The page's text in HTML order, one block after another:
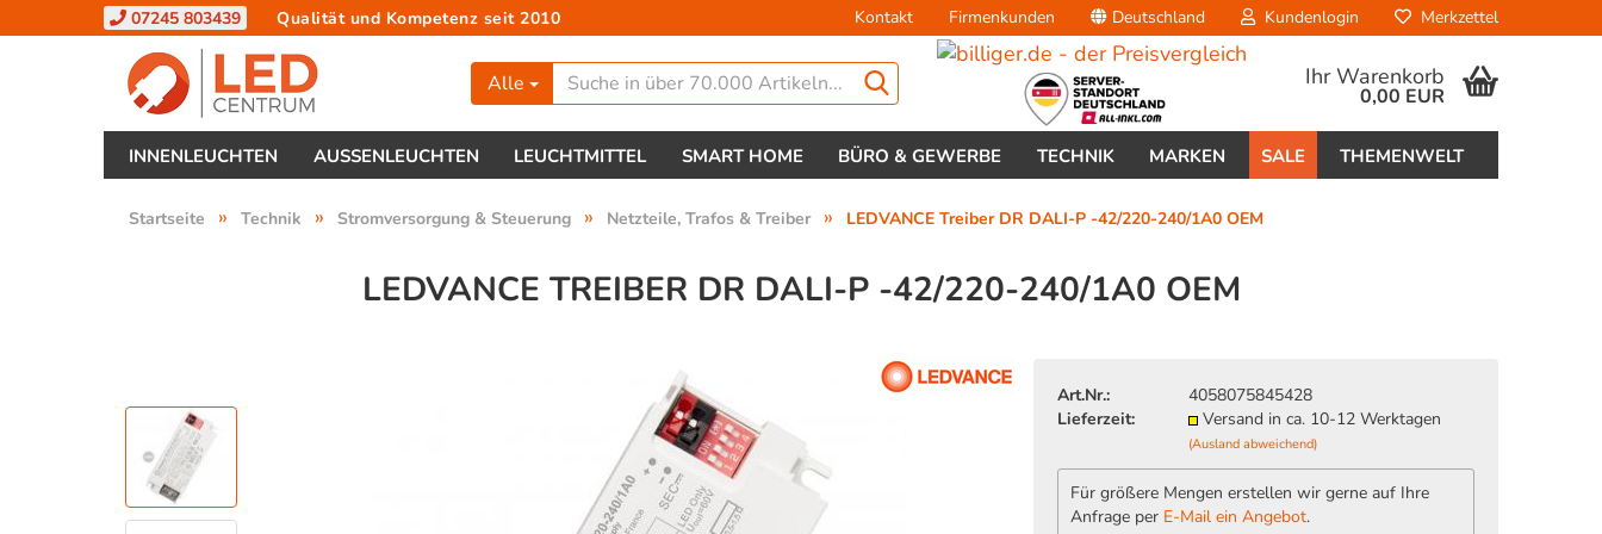
07245 803439 Qualität und Kompetenz seit 2010 Kontakt Firmenkunden Deutschland
Lieferland
Kundenlogin
Konto erstellen
Passwort vergessen?
Merkzettel
Alle Ihr Warenkorb
0,00 EUR
INNENLEUCHTEN AUSSENLEUCHTEN LEUCHTMITTEL SMART HOME BÜRO & GEWERBE TECHNIK MARKEN SALE THEMENWELT
Startseite » Technik » Stromversorgung & Steuerung » Netzteile, Trafos & Treiber » LEDVANCE Treiber DR DALI-P -42/220-240/1A0 OEM
LEDVANCE TREIBER DR DALI-P -42/220-240/1A0 OEM
Art.Nr.:
4058075845428
Lieferzeit:
Versand in ca. 10-12 Werktagen
(Ausland abweichend)
Für größere Mengen erstellen wir gerne auf Ihre
Anfrage per E-Mail ein Angebot.